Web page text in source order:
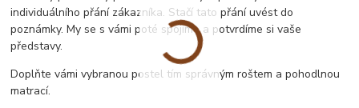
individuálního přání zákazníka. Stačí tato přání uvést do
poznámky. My se s vámi poté spojíme a potvrdíme si vaše
představy.
Doplňte vámi vybranou postel tím správným roštem a pohodlnou
matrací.